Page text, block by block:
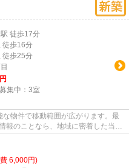
駅 徒歩17分
徒歩16分
徒歩25分
集中： 3室
物件で移動範囲が広がります。最
報のことなら、地域に密着した当社
6,000円)